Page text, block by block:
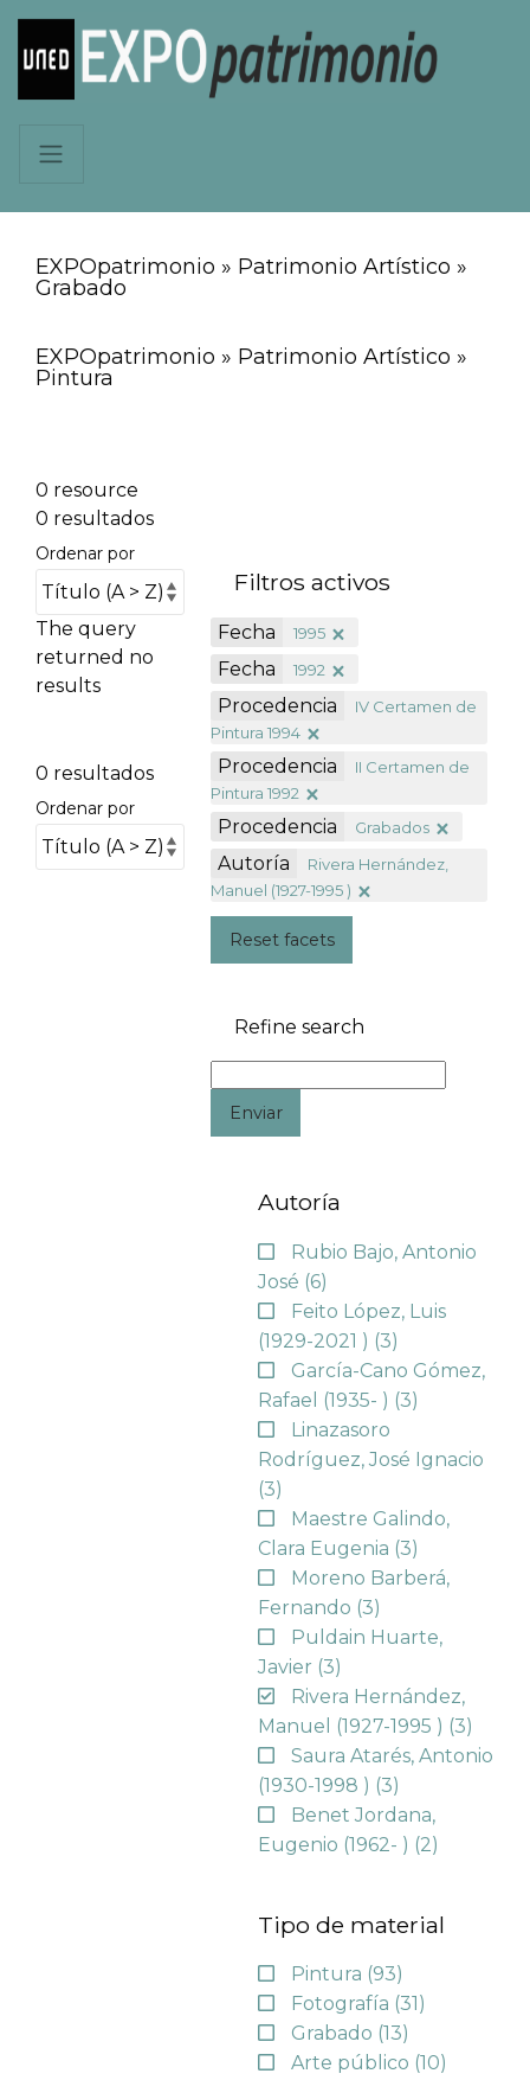
EXPOpatrimonio » Patrimonio Artístico »
Grabado
EXPOpatrimonio » Patrimonio Artístico »
Pintura
0 resource
0 resultados
Ordenar por
The query
returned no
results
0 resultados
Ordenar por
Filtros activos
Fecha 1995
Fecha 1992
Procedencia
IV Certamen de
Pintura 1994
Procedencia
II Certamen de
Pintura 1992
Procedencia Grabados
Autoría
Rivera Hernández,
Manuel (1927-1995 )
Reset facets
Refine search
Enviar
Autoría
Rubio Bajo, Antonio
José (6)
Feito López, Luis
(1929-2021 ) (3)
García-Cano Gómez,
Rafael (1935- ) (3)
Linazasoro
Rodríguez, José Ignacio
(3)
Maestre Galindo,
Clara Eugenia (3)
Moreno Barberá,
Fernando (3)
Puldain Huarte,
Javier (3)
Rivera Hernández,
Manuel (1927-1995 ) (3)
Saura Atarés, Antonio
(1930-1998 ) (3)
Benet Jordana,
Eugenio (1962- ) (2)
Tipo de material
Pintura (93)
Fotografía (31)
Grabado (13)
Arte público (10)